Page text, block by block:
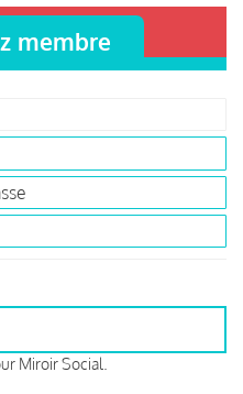
membre
Miroir Social.